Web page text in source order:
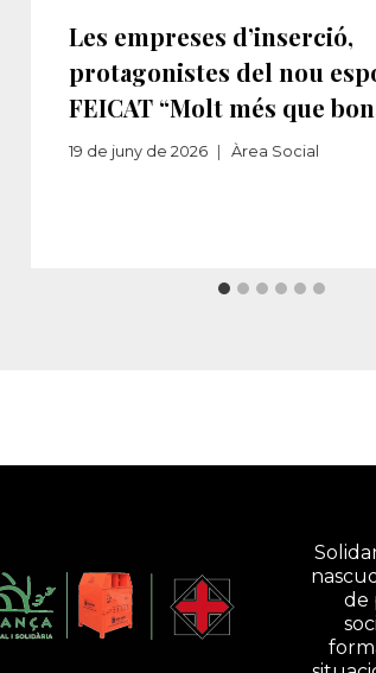
Les empreses d’inserció,
protagonistes del nou
FEICAT “Molt més que
19 de juny de 2026 Àrea Social
de